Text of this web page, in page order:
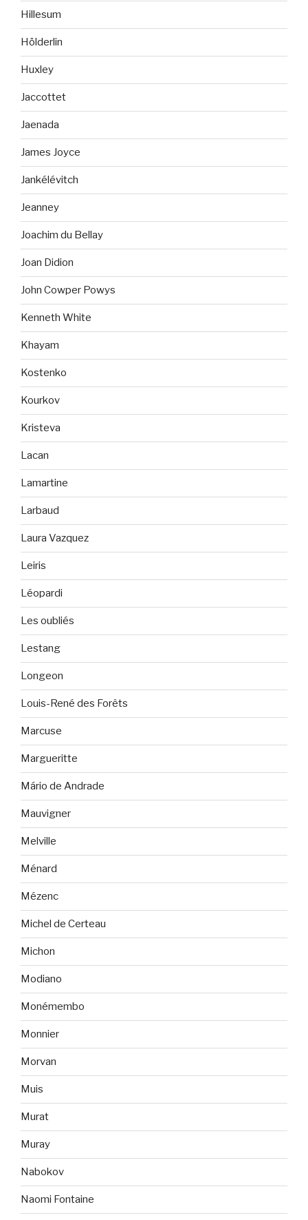
Hillesum
Hölderlin
Huxley
Jaccottet
Jaenada
James Joyce
Jankélévitch
Jeanney
Joachim du Bellay
Joan Didion
John Cowper Powys
Kenneth White
Khayam
Kostenko
Kourkov
Kristeva
Lacan
Lamartine
Larbaud
Laura Vazquez
Leiris
Léopardi
Les oubliés
Lestang
Longeon
Louis-René des Forêts
Marcuse
Margueritte
Mário de Andrade
Mauvigner
Melville
Ménard
Mézenc
Michel de Certeau
Michon
Modiano
Monémembo
Monnier
Morvan
Muis
Murat
Muray
Nabokov
Naomi Fontaine